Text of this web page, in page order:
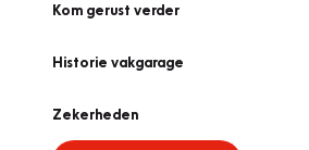
Kom gerust verder
Historie vakgarage
Zekerheden